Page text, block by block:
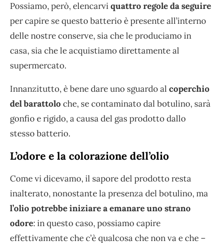
Possiamo, però, elencarviquattro regole da seguire
per capire se questo batterio è presente all’interno
delle nostre conserve, sia che le produciamo in
casa, sia che le acquistiamo direttamente al
supermercato.
Innanzitutto, è bene dare uno sguardo al coperchio
del barattolo che, se contaminato dal botulino, sarà
gonfio e rigido, a causa del gas prodotto dallo
stesso batterio.
L’odore e la colorazione dell’olio
Come vi dicevamo, il sapore del prodotto resta
inalterato, nonostante la presenza del botulino, ma
l’olio potrebbe iniziare a emanare uno strano
odore: in questo caso, possiamo capire
effettivamente che c’è qualcosa che non va e che –